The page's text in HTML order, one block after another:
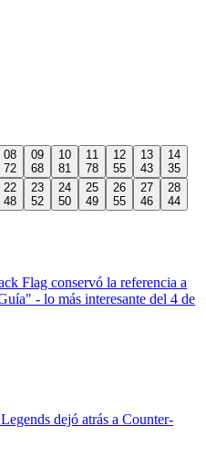
08
72
09
68
10
81
11
78
12
55
13
43
14
35
22
48
23
52
24
50
25
49
26
55
27
46
28
44
Flag conservó la referencia a
- lo más interesante del 4 de
dejó atrás a Counter-